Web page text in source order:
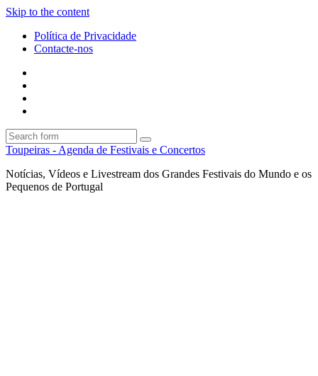
Skip to the content
Política de Privacidade
Contacte-nos
Search
Toupeiras - Agenda de Festivais e Concertos
Notícias, Vídeos e Livestream dos Grandes Festivais do Mundo e os
Pequenos de Portugal